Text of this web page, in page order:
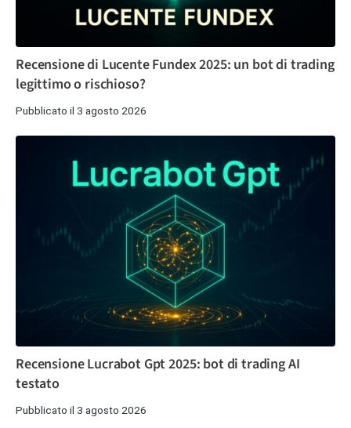
Recensione di Lucente Fundex 2025: un bot di trading
legittimo o rischioso?
Pubblicato il 3 agosto 2026
Recensione Lucrabot Gpt 2025: bot di trading AI
testato
Pubblicato il 3 agosto 2026